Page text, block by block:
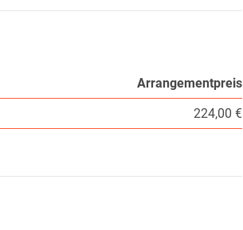
Arrangementpreis
224,00 €